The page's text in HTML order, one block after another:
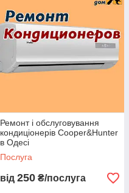
Ремонт і обслуговування
кондиціонерів Cooper&Hunter
в Одесі
Послуга
від 250 ₴/послуга